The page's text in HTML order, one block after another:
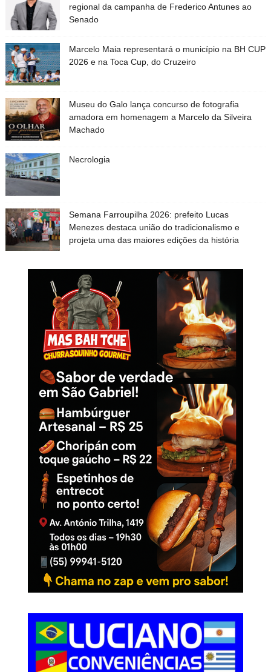
regional da campanha de Frederico Antunes ao
Senado
Marcelo Maia representará o município na BH CUP
2026 e na Toca Cup, do Cruzeiro
Museu do Galo lança concurso de fotografia
amadora em homenagem a Marcelo da Silveira
Machado
Necrologia
Semana Farroupilha 2026: prefeito Lucas
Menezes destaca união do tradicionalismo e
projeta uma das maiores edições da história